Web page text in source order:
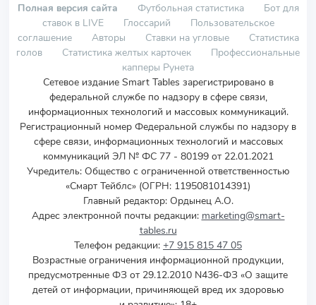
Полная версия сайта Футбольная статистика
Бот для
ставок в LIVE
Глоссарий
Пользовательское
соглашение
Авторы Ставки на угловые
Статистика
голов
Статистика желтых карточек
Профессиональные
капперы Рунета
Сетевое издание Smart Tables зарегистрировано в
федеральной службе по надзору в сфере связи,
информационных технологий и массовых коммуникаций.
Регистрационный номер Федеральной службы по надзору в
сфере связи, информационных технологий и массовых
коммуникаций ЭЛ № ФС 77 - 80199 от 22.01.2021
Учредитель: Общество с ограниченной ответственностью
«Смарт Тейблс» (ОГРН: 1195081014391)
Главный редактор: Ордынец А.О.
Адрес электронной почты редакции: marketing@smart-
tables.ru
Телефон редакции: +7 915 815 47 05
Возрастные ограничения информационной продукции,
предусмотренные ФЗ от 29.12.2010 N436-ФЗ «О защите
детей от информации, причиняющей вред их здоровью